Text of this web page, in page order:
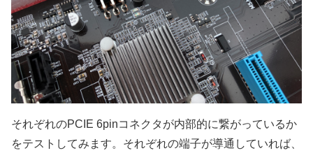
それぞれのPCIE 6pinコネクタが内部的に繋がっているか
をテストしてみます。それぞれの端子が導通していれば、